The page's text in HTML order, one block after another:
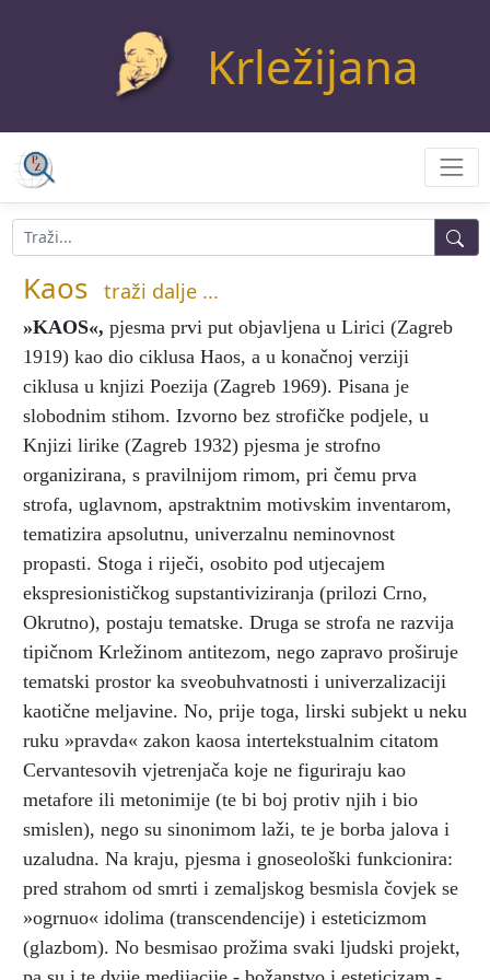
Krležijana
Kaos traži dalje ...
»KAOS«, pjesma prvi put objavljena u Lirici (Zagreb
1919) kao dio ciklusa Haos, a u konačnoj verziji
ciklusa u knjizi Poezija (Zagreb 1969). Pisana je
slobodnim stihom. Izvorno bez strofičke podjele, u
Knjizi lirike (Zagreb 1932) pjesma je strofno
organizirana, s pravilnijom rimom, pri čemu prva
strofa, uglavnom, apstraktnim motivskim inventarom,
tematizira apsolutnu, univerzalnu neminovnost
propasti. Stoga i riječi, osobito pod utjecajem
ekspresionističkog supstantiviziranja (prilozi Crno,
Okrutno), postaju tematske. Druga se strofa ne razvija
tipičnom Krležinom antitezom, nego zapravo proširuje
tematski prostor ka sveobuhvatnosti i univerzalizaciji
kaotične meljavine. No, prije toga, lirski subjekt u neku
ruku »pravda« zakon kaosa intertekstualnim citatom
Cervantesovih vjetrenjača koje ne figuriraju kao
metafore ili metonimije (te bi boj protiv njih i bio
smislen), nego su sinonimom laži, te je borba jalova i
uzaludna. Na kraju, pjesma i gnoseološki funkcionira:
pred strahom od smrti i zemaljskog besmisla čovjek se
»ogrnuo« idolima (transcendencije) i esteticizmom
(glazbom). No besmisao prožima svaki ljudski projekt,